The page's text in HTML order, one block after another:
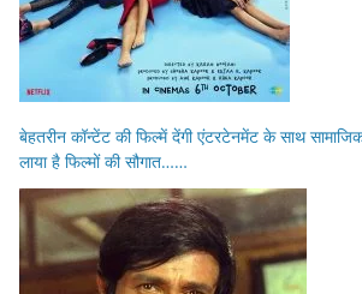
बेहतरीन कॉन्टेंट की फिल्में देंगी एंटरटेनमेंट के साथ
लाया है फिल्मों की सौगात……